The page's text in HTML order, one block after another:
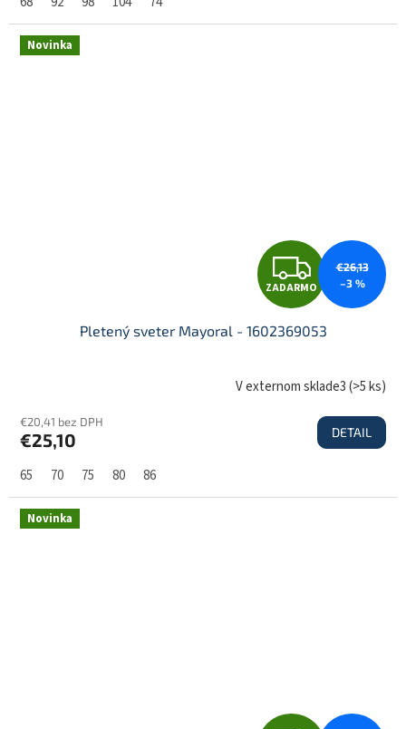
R
Novinka
Z
A
D
A
R
ZADARMO
€26,13
–3 %
Pletený sveter Mayoral - 1602369053
V externom sklade3(>5 ks)
€20,41 bez DPH
€25,10 DETAIL
65 70 75 80 86
Novinka